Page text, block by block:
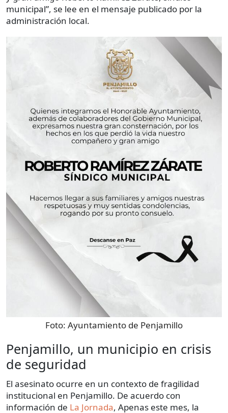
municipal”, se lee en el mensaje publicado por la
administración local.
Foto: Ayuntamiento de Penjamillo
Penjamillo, un municipio en crisis
de seguridad
El asesinato ocurre en un contexto de fragilidad
institucional en Penjamillo. De acuerdo con
información de La Jornada, Apenas este mes, la